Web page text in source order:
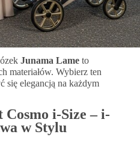
Junama Lame to
materiałów. Wybierz ten
się elegancją na każdym
i-Size – i-
w Stylu